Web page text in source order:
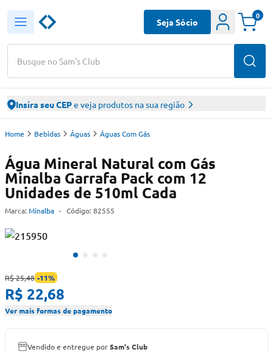
Busque no Sam's Club
Seja Sócio
0
Insira seu CEPe veja produtos na sua região
Home Bebidas Águas Águas Com Gás
Água Mineral Natural com Gás
Minalba Garrafa Pack com 12
Unidades de 510ml Cada
Marca: Minalba - Código: 82555
R$ 25,48 -11%
R$ 22,68
Ver mais formas de pagamento
Vendido e entregue porSam's Club